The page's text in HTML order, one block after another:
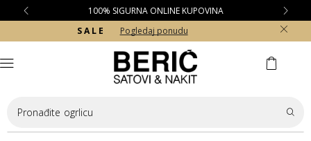
100% SIGURNA ONLINE KUPOVINA
S A L E
Pogledaj ponudu
Pronađite ogrlicu